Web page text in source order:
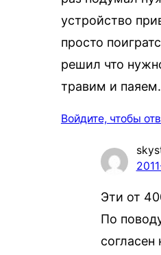
устройство
просто
решил что
травим и паяем.
Войдите, чтобы
Эти от
По
согласен